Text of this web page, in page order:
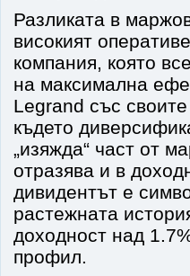
Разликата в
високият
компания, която
на максимална
Legrand със
където
„изяжда“ част от
отразява и в
дивидентът е
растежната
доходност над
профил.